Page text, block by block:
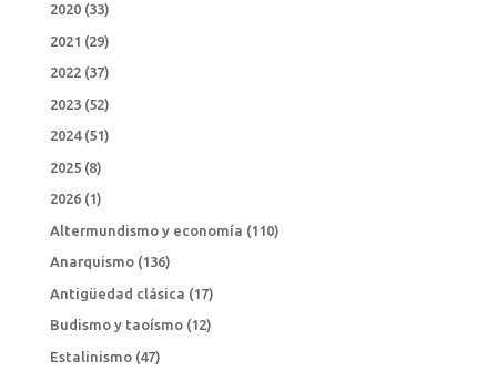
2020(33)
2021 (29)
2022(37)
2023(52)
2024(51)
2025(8)
2026(1)
Altermundismo y economía (110)
Anarquismo(136)
Antigüedad clásica (17)
Budismo y taoísmo(12)
Estalinismo(47)